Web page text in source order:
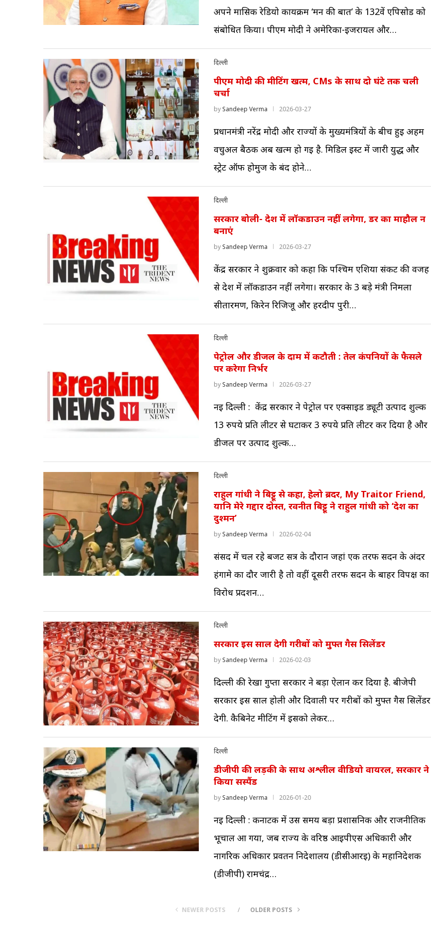
अपने मासिक रेडियो कार्यक्रम ‘मन की बात’ के 132वें एपिसोड को
संबोधित किया। पीएम मोदी ने अमेरिका-इजरायल और…
दिल्ली
पीएम मोदी की मीटिंग खत्म, CMs के साथ दो घंटे तक चली
चर्चा
by Sandeep Verma 2026-03-27
प्रधानमंत्री नरेंद्र मोदी और राज्यों के मुख्यमंत्रियों के बीच हुई अहम
वर्चुअल बैठक अब खत्म हो गई है. मिडिल ईस्ट में जारी युद्ध और
स्ट्रेट ऑफ होर्मुज के बंद होने…
दिल्ली
सरकार बोली- देश में लॉकडाउन नहीं लगेगा, डर का माहौल न
बनाएं
by Sandeep Verma 2026-03-27
केंद्र सरकार ने शुक्रवार को कहा कि पश्चिम एशिया संकट की वजह
से देश में लॉकडाउन नहीं लगेगा। सरकार के 3 बड़े मंत्री निर्मला
सीतारमण, किरेन रिजिजू और हरदीप पुरी…
दिल्ली
पेट्रोल और डीजल के दाम में कटौती : तेल कंपनियों के फैसले
पर करेगा निर्भर
by Sandeep Verma 2026-03-27
नई दिल्ली : केंद्र सरकार ने पेट्रोल पर एक्साइड ड्यूटी उत्पाद शुल्क
13 रुपये प्रति लीटर से घटाकर 3 रुपये प्रति लीटर कर दिया है और
डीजल पर उत्पाद शुल्क…
दिल्ली
राहुल गांधी ने बिट्टू से कहा, हेलो ब्रदर, My Traitor Friend,
यानि मेरे गद्दार दोस्त, रवनीत बिट्टू ने राहुल गांधी को ‘देश का
दुश्मन’
by Sandeep Verma 2026-02-04
संसद में चल रहे बजट सत्र के दौरान जहां एक तरफ सदन के अंदर
हंगामे का दौर जारी है तो वहीं दूसरी तरफ सदन के बाहर विपक्ष का
विरोध प्रदर्शन…
दिल्ली
सरकार इस साल देगी गरीबों को मुफ्त गैस सिलेंडर
by Sandeep Verma 2026-02-03
दिल्ली की रेखा गुप्ता सरकार ने बड़ा ऐलान कर दिया है. बीजेपी
सरकार इस साल होली और दिवाली पर गरीबों को मुफ्त गैस सिलेंडर
देगी. कैबिनेट मीटिंग में इसको लेकर…
दिल्ली
डीजीपी की लड़की के साथ अश्लील वीडियो वायरल, सरकार ने
किया सस्पैंड
by Sandeep Verma 2026-01-20
नई दिल्ली : कर्नाटक में उस समय बड़ा प्रशासनिक और राजनीतिक
भूचाल आ गया, जब राज्य के वरिष्ठ आईपीएस अधिकारी और
नागरिक अधिकार प्रवर्तन निदेशालय (डीसीआरई) के महानिदेशक
(डीजीपी) रामचंद्र…
NEWER POSTS OLDER POSTS